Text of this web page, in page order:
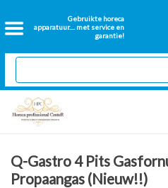
Gebruikte horeca
apparatuur.... met service en
garantie!
Home
2dehands Horeca
Nieuwe apparatuur
GN Bakken
Q-Gastro 4 Pits
Propaangas (Nieuw!!)